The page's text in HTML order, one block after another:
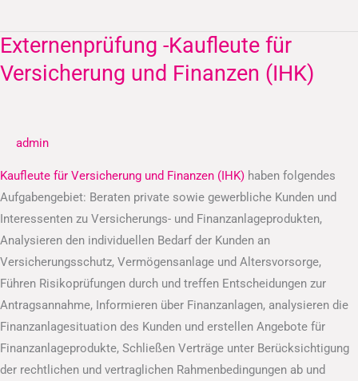
Externenprüfung -Kaufleute für
Versicherung und Finanzen (IHK)
admin
Kaufleute für Versicherung und Finanzen (IHK) haben folgendes
Aufgabengebiet: Beraten private sowie gewerbliche Kunden und
Interessenten zu Versicherungs- und Finanzanlageprodukten,
Analysieren den individuellen Bedarf der Kunden an
Versicherungsschutz, Vermögensanlage und Altersvorsorge,
Führen Risikoprüfungen durch und treffen Entscheidungen zur
Antragsannahme, Informieren über Finanzanlagen, analysieren die
Finanzanlagesituation des Kunden und erstellen Angebote für
Finanzanlageprodukte, Schließen Verträge unter Berücksichtigung
der rechtlichen und vertraglichen Rahmenbedingungen ab und
Externenprüfung
-
Kaufleute
und
Finanzen
(IHK)